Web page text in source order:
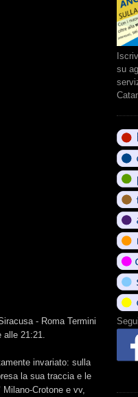
- Roma Termini
21:21.
invariato: sulla
la sua traccia e le
Crotone e vv,
su